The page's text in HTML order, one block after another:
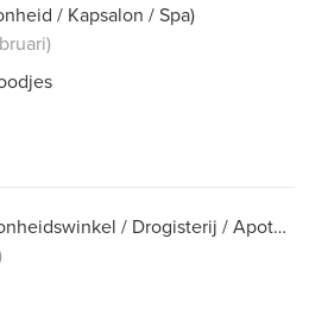
/ Kapsalon / Spa)
(Schoonheidswinkel / Drogisterij / Apotheek)